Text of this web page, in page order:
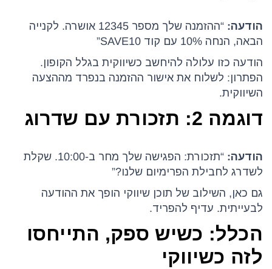
הודעה:
“ההזמנה שלך מספר 12345 אושרה. לקנייה
הבאה, הנחה 10% עם קוד SAVE10”
הודעה כזו עלולה להיחשב כשיווקית בגלל הקופון.
הפתרון: לשלוח את אישור ההזמנה בנפרד מההצעה
השיווקית.
דוגמה 2: תזכורת עם שדרוג
הודעה:
“תזכורת: הפגישה שלך מחר ב-10:00. שקלת
לשדרג לחבילת הפרימיום שלנו?”
גם כאן, השילוב של תוכן שיווקי הופך את ההודעה
לבעייתית. עדיף להפריד.
הכלל: כשיש ספק, התייחסו
לזה כשיווקי